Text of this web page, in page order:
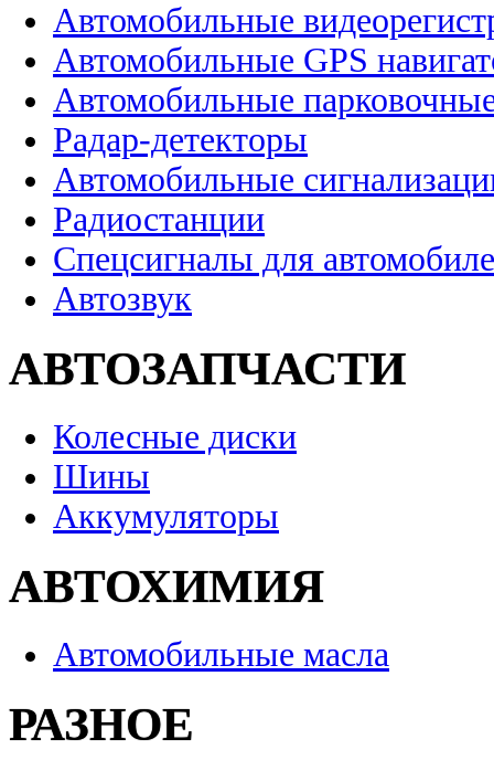
Автомобильные
Автомобильные GPS
Автомобильные
Радар-детекторы
Автомобильные
Радиостанции
Спецсигналы для
Автозвук
АВТОЗАПЧАСТИ
Колесные диски
Шины
Аккумуляторы
АВТОХИМИЯ
Автомобильные масла
РАЗНОЕ